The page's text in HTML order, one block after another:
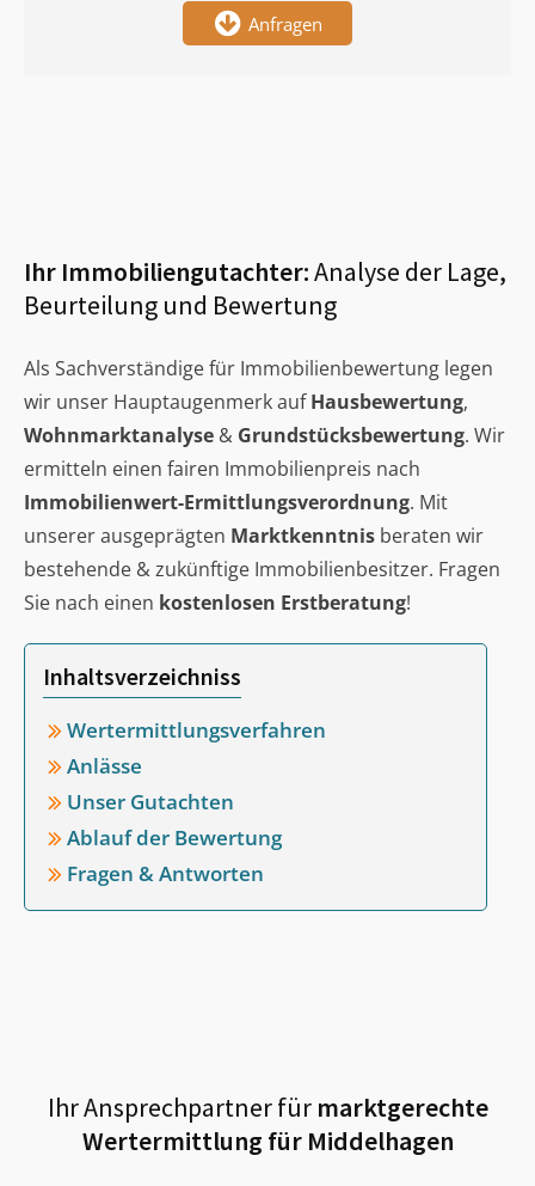
Anfragen
Ihr Immobiliengutachter:Analyse der Lage,
Beurteilung und Bewertung
Als Sachverständige für Immobilienbewertung legen
wir unser Hauptaugenmerk aufHausbewertung,
Wohnmarktanalyse & Grundstücksbewertung. Wir
ermitteln einen fairen Immobilienpreis nach
Immobilienwert-Ermittlungsverordnung. Mit
unserer ausgeprägten Marktkenntnis beraten wir
bestehende & zukünftige Immobilienbesitzer. Fragen
Sie nach einen kostenlosen Erstberatung!
Inhaltsverzeichniss
Wertermittlungsverfahren
Anlässe
Unser Gutachten
Ablauf der Bewertung
Fragen & Antworten
Ihr Ansprechpartner fürmarktgerechte
Wertermittlung für Middelhagen